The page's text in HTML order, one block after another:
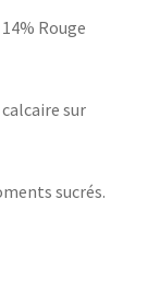
Rouge
sur
sucrés.